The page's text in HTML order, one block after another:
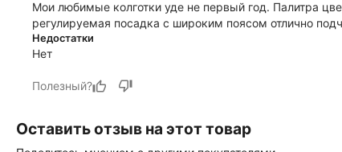
Мои любимые колготки уде не первый год. Палитра
регулируемая посадка с широким поясом отлично
Недостатки
Нет
Полезный?
Оставить отзыв на этот товар